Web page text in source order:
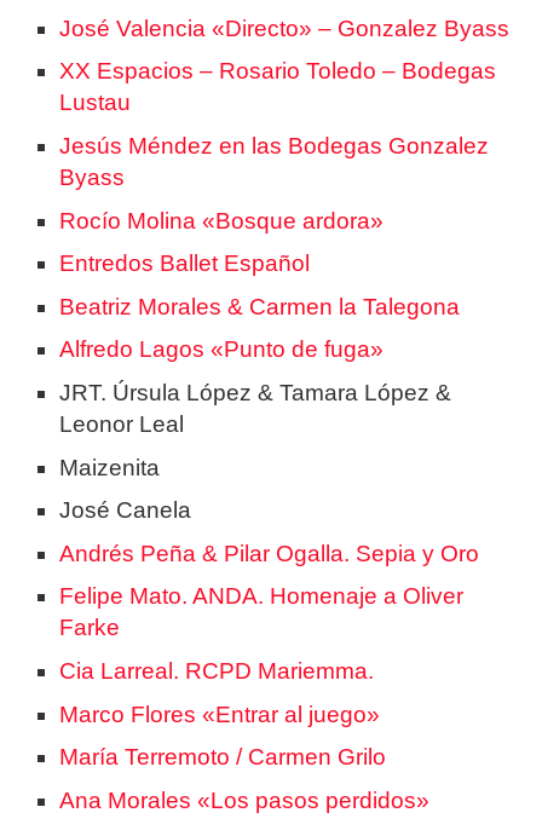
José Valencia «Directo» – Gonzalez Byass
XX Espacios – Rosario Toledo – Bodegas
Lustau
Jesús Méndez en las Bodegas Gonzalez
Byass
Rocío Molina «Bosque ardora»
Entredos Ballet Español
Beatriz Morales & Carmen la Talegona
Alfredo Lagos «Punto de fuga»
JRT. Úrsula López & Tamara López &
Leonor Leal
Maizenita
José Canela
Andrés Peña & Pilar Ogalla. Sepia y Oro
Felipe Mato. ANDA. Homenaje a Oliver
Farke
Cia Larreal. RCPD Mariemma.
Marco Flores «Entrar al juego»
María Terremoto / Carmen Grilo
Ana Morales «Los pasos perdidos»